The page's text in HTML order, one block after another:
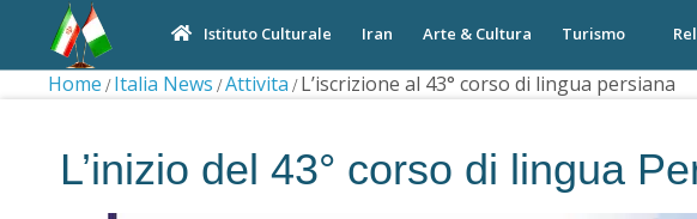
Istituto Culturale Iran Arte & Cultura Turismo
Home Italia News Attivita L’iscrizione al 43° corso di lingua persiana
L’inizio del 43° corso di lingua